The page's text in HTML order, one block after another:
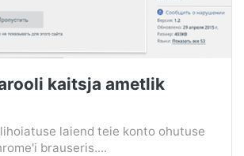
kaitsja ametlik
laiend teie konto ohutuse
brauseris....